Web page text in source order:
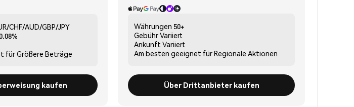
CHF/AUD/GBP/JPY
fürGrößere Beträge
kaufen
Währungen 50+
GebührVariiert
Ankunft Variiert
Am besten geeignet fürRegionale Aktionen
Über Drittanbieter kaufen